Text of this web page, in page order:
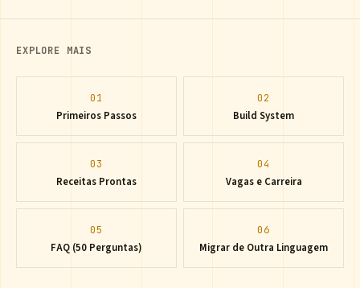
EXPLORE MAIS
01
Primeiros Passos
02
Build System
03
Receitas Prontas
04
Vagas e Carreira
05
FAQ (50 Perguntas)
06
Migrar de Outra Linguagem